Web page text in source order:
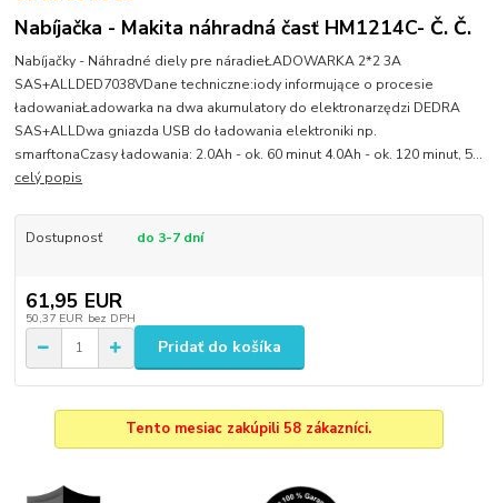
Nabíjačka - Makita náhradná časť HM1214C- Č. Č.
Nabíjačky - Náhradné diely pre náradieŁADOWARKA 2*2 3A
SAS+ALLDED7038VDane techniczne:iody informujące o procesie
ładowaniaŁadowarka na dwa akumulatory do elektronarzędzi DEDRA
SAS+ALLDwa gniazda USB do ładowania elektroniki np.
smarftonaCzasy ładowania: 2.0Ah - ok. 60 minut 4.0Ah - ok. 120 minut, 5...
celý popis
Dostupnosť do 3-7 dní
61,95 EUR
50,37 EUR bez DPH
Pridať do košíka
Tento mesiac zakúpili 58 zákazníci.